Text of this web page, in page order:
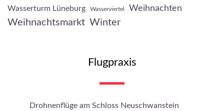
Wasserturm Lüneburg Wasserviertel Weihnachten
Weihnachtsmarkt Winter
Flugpraxis
Drohnenflüge am Schloss Neuschwanstein